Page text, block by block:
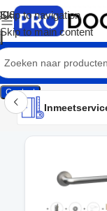
Skip to navigation
Skip to main content
Contact
Inmeetservice
Montageservice
Advies op maat
Showroom
Inmeetservice